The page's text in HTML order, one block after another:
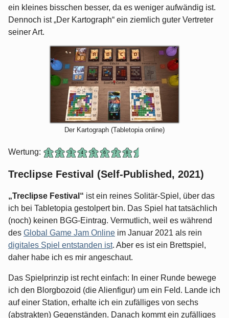
ein kleines bisschen besser, da es weniger aufwändig ist.
Dennoch ist „Der Kartograph“ ein ziemlich guter Vertreter
seiner Art.
Der Kartograph (Tabletopia online)
Wertung:
Treclipse Festival (Self-Published, 2021)
„Treclipse Festival“ ist ein reines Solitär-Spiel, über das
ich bei Tabletopia gestolpert bin. Das Spiel hat tatsächlich
(noch) keinen BGG-Eintrag. Vermutlich, weil es während
des Global Game Jam Online im Januar 2021 als rein
digitales Spiel entstanden ist. Aber es ist ein Brettspiel,
daher habe ich es mir angeschaut.
Das Spielprinzip ist recht einfach: In einer Runde bewege
ich den Blorgbozoid (die Alienfigur) um ein Feld. Lande ich
auf einer Station, erhalte ich ein zufälliges von sechs
(abstrakten) Gegenständen. Danach kommt ein zufälliges